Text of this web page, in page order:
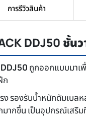
DDJ50 ชั้
ถูกออกแบบมาเ
ก
ง รองรับน้ำหนักดัมเบ
มากขึ้น เป็นอุปกรณ์เสริ
การรีวิวสินค้า